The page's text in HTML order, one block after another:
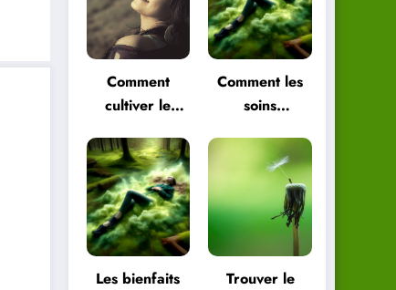
Comment
cultiver le
vivre pour
être plus
heureux
Comment les
soins
peuvent vous
aider à
retrouver
l’équilibre
Les bienfaits
Trouver le